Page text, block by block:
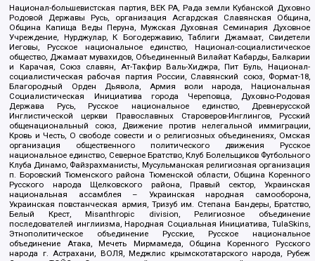
Национал-большевистская партия, ВЕК РА, Рада земли Кубанской Духовно
Родовой Державы Русь, организация Асгардская Славянская Община,
Община Капища Веды Перуна, Мужская Духовная Семинария Духовное
Учреждение, Нурджулар, К Богодержавию, Таблиги Джамаат, Свидетели
Иеговы, Русское национальное единство, Национал-социалистическое
общество, Джамаат мувахидов, Объединенный Вилайат Кабарды, Балкарии
и Карачая, Союз славян, Ат-Такфир Валь-Хиджра, Пит Буль, Национал-
социалистическая рабочая партия России, Славянский союз, Формат-18,
Благородный Орден Дьявола, Армия воли народа, Национальная
Социалистическая Инициатива города Череповца, Духовно-Родовая
Держава Русь, Русское национальное единство, Древнерусской
Инглистической церкви Православных Староверов-Инглингов, Русский
общенациональный союз, Движение против нелегальной иммиграции,
Кровь и Честь, О свободе совести и о религиозных объединениях, Омская
организация общественного политического движения Русское
национальное единство, Северное Братство, Клуб Болельщиков Футбольного
Клуба Динамо, Файзрахманисты, Мусульманская религиозная организация
п. Боровский Тюменского района Тюменской области, Община Коренного
Русского народа Щелковского района, Правый сектор, Украинская
национальная ассамблея – Украинская народная самооборона,
Украинская повстанческая армия, Тризуб им. Степана Бандеры, Братство,
Белый Крест, Misanthropic division, Религиозное объединение
последователей инглиизма, Народная Социальная Инициатива, TulaSkins,
Этнополитическое объединение Русские, Русское национальное
объединение Атака, Мечеть Мирмамеда, Община Коренного Русского
народа г. Астрахани, ВОЛЯ, Меджлис крымскотатарского народа, Рубеж